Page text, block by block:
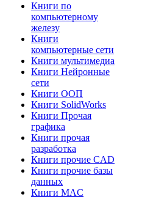
Книги по
компьютерному
железу
Книги
компьютерные сети
Книги мультимедиа
Книги Нейронные
сети
Книги ООП
Книги SolidWorks
Книги Прочая
графика
Книги прочая
разработка
Книги прочие CAD
Книги прочие базы
данных
Книги MAC